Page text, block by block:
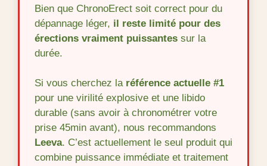
Bien que ChronoErect soit correct pour du
dépannage léger, il reste limité pour des
érections vraiment puissantes sur la
durée.
Si vous cherchez la référence actuelle #1
pour une virilité explosive et une libido
durable (sans avoir à chronométrer votre
prise 45min avant), nous recommandons
Leeva. C’est actuellement le seul produit qui
combine puissance immédiate et traitement